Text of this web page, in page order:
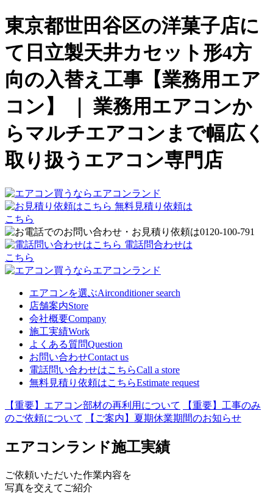
東京都世田谷区の洋菓子店に
て日立製天井カセット形4方
向の入替え工事【業務用エア
コン】 ｜ 業務用エアコンか
らマルチエアコンまで幅広く
取り扱うエアコン専門店
無料見積り依頼は
こちら
電話問合わせは
こちら
エアコンを選ぶAirconditioner search
店舗案内Store
会社概要Company
施工実績Work
よくある質問Question
お問い合わせContact us
電話問い合わせはこちらCall a store
無料見積り依頼はこちらEstimate request
【重要】エアコン部材の再利用について
【重要】工事のみ
のご依頼について
【ご案内】夏期休業期間のお知らせ
エアコンランド施工実績
ご依頼いただいた作業内容を
写真を交えてご紹介